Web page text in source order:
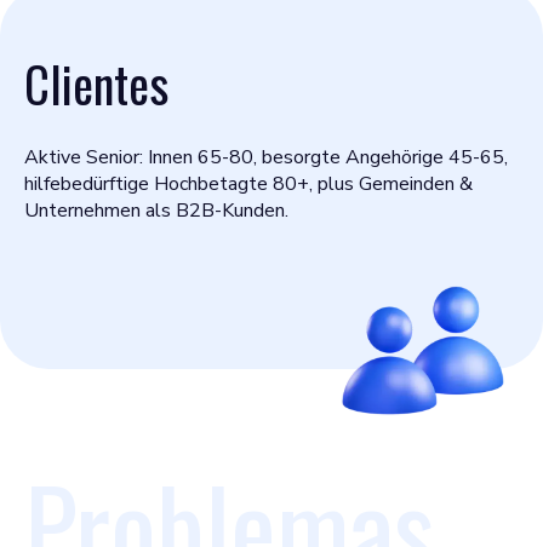
Clientes
Aktive Senior: Innen 65-80, besorgte Angehörige 45-65,
hilfebedürftige Hochbetagte 80+, plus Gemeinden &
Unternehmen als B2B-Kunden.